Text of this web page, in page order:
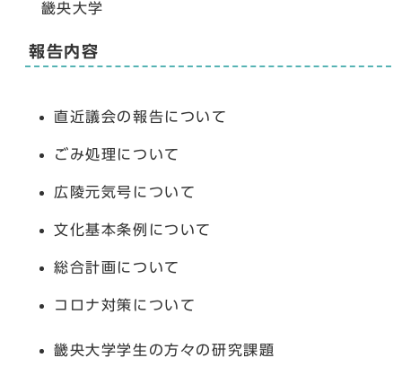
畿央大学
報告内容
直近議会の報告について
ごみ処理について
広陵元気号について
文化基本条例について
総合計画について
コロナ対策について
畿央大学学生の方々の研究課題